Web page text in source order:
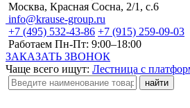
Москва, Красная Сосна, 2/1, с.6
info@krause-group.ru
+7 (495) 532-43-86 +7 (915) 259-09-03
Работаем Пн-Пт: 9:00–18:00
ЗАКАЗАТЬ ЗВОНОК
Чаще всего ищут: Лестница с